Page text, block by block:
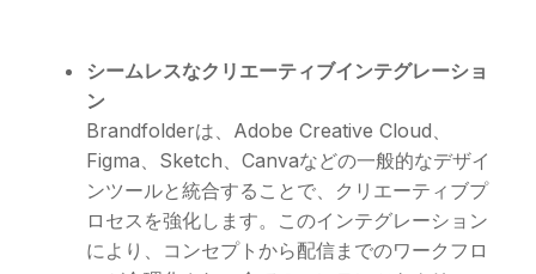
シームレスなクリエーティブインテグレーショ
ン
Brandfolderは、Adobe Creative Cloud、
Figma、Sketch、Canvaなどの一般的なデザイ
ンツールと統合することで、クリエーティブプ
ロセスを強化します。このインテグレーション
により、コンセプトから配信までのワークフロ